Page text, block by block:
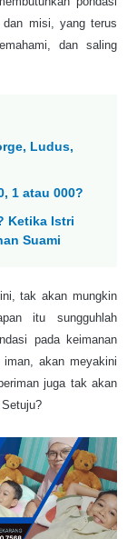
dan misi, yang terus
dan saling
Ludus,
1 atau 000?
Ketika Istri
Suami
tak akan mungkin
itu sungguhlah
pada keimanan
akan meyakini
juga tak akan